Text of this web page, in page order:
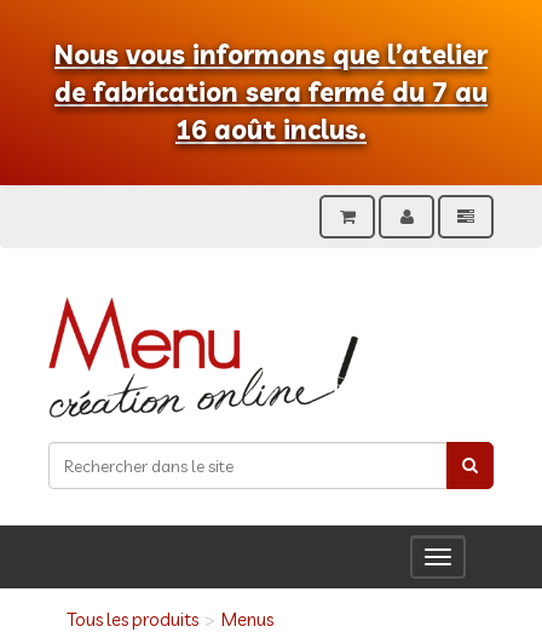
Nous vous informons que l’atelier
de fabrication sera fermé du 7 au
16 août inclus.
Toggle
navigation
Tous les produits
Menus